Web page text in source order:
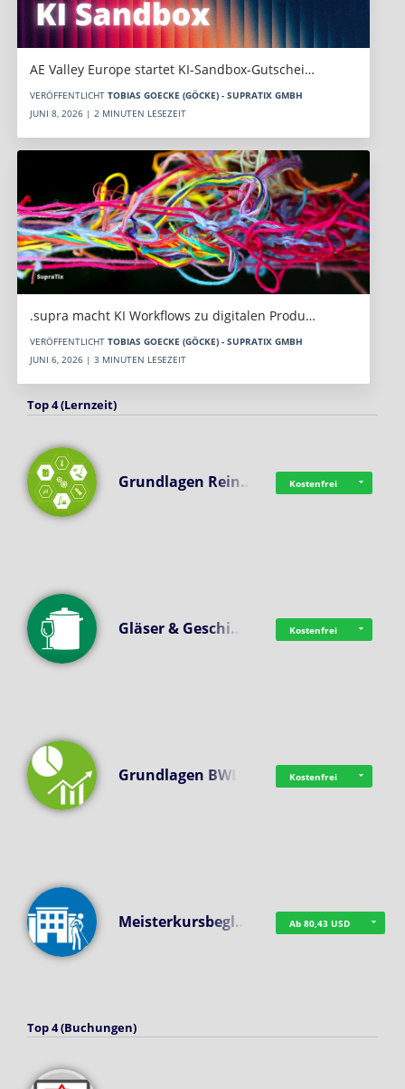
AE Valley Europe startet KI-Sandbox-Gutschei…
VERÖFFENTLICHT TOBIAS GOECKE (GÖCKE) - SUPRATIX GMBH
JUNI 8, 2026 | 2 MINUTEN LESEZEIT
.supra macht KI Workflows zu digitalen Produ…
VERÖFFENTLICHT TOBIAS GOECKE (GÖCKE) - SUPRATIX GMBH
JUNI 6, 2026 | 3 MINUTEN LESEZEIT
Top 4 (Lernzeit)
Grundlagen Rein… Kostenfrei
Gläser & Geschi… Kostenfrei
Grundlagen BWL Kostenfrei
Meisterkursbegl… Ab 80,43 USD
Top 4 (Buchungen)